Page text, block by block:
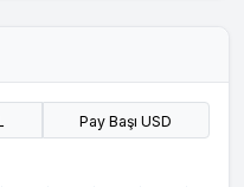
Pay Başı USD